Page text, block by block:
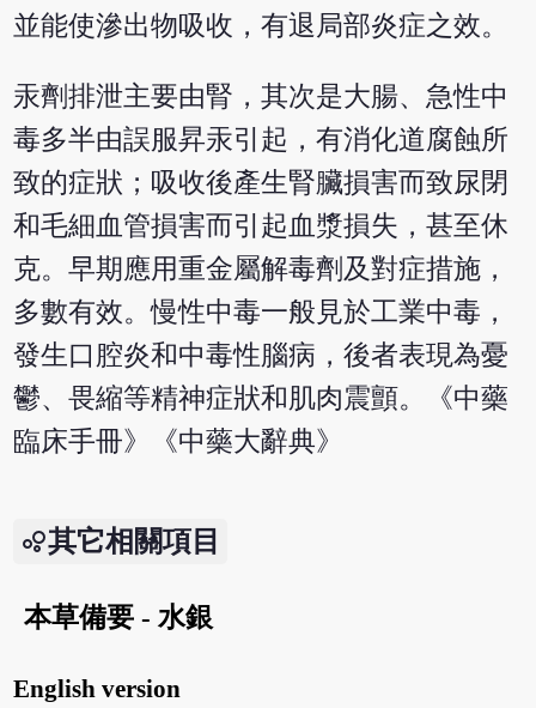
並能使滲出物吸收，有退局部炎症之效。
汞劑排泄主要由腎，其次是大腸、急性中
毒多半由誤服昇汞引起，有消化道腐蝕所
致的症狀；吸收後產生腎臟損害而致尿閉
和毛細血管損害而引起血漿損失，甚至休
克。早期應用重金屬解毒劑及對症措施，
多數有效。慢性中毒一般見於工業中毒，
發生口腔炎和中毒性腦病，後者表現為憂
鬱、畏縮等精神症狀和肌肉震顫。《中藥
臨床手冊》《中藥大辭典》
其它相關項目
本草備要 - 水銀
English version